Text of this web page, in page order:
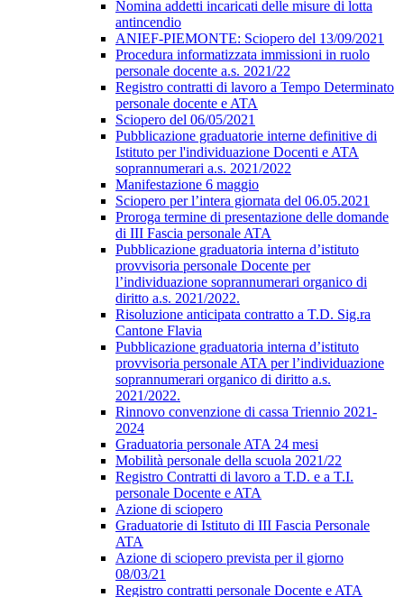
Nomina addetti incaricati delle misure di lotta
antincendio
ANIEF-PIEMONTE: Sciopero del 13/09/2021
Procedura informatizzata immissioni in ruolo
personale docente a.s. 2021/22
Registro contratti di lavoro a Tempo Determinato
personale docente e ATA
Sciopero del 06/05/2021
Pubblicazione graduatorie interne definitive di
Istituto per l'individuazione Docenti e ATA
soprannumerari a.s. 2021/2022
Manifestazione 6 maggio
Sciopero per l’intera giornata del 06.05.2021
Proroga termine di presentazione delle domande
di III Fascia personale ATA
Pubblicazione graduatoria interna d’istituto
provvisoria personale Docente per
l’individuazione soprannumerari organico di
diritto a.s. 2021/2022.
Risoluzione anticipata contratto a T.D. Sig.ra
Cantone Flavia
Pubblicazione graduatoria interna d’istituto
provvisoria personale ATA per l’individuazione
soprannumerari organico di diritto a.s.
2021/2022.
Rinnovo convenzione di cassa Triennio 2021-
2024
Graduatoria personale ATA 24 mesi
Mobilità personale della scuola 2021/22
Registro Contratti di lavoro a T.D. e a T.I.
personale Docente e ATA
Azione di sciopero
Graduatorie di Istituto di III Fascia Personale
ATA
Azione di sciopero prevista per il giorno
08/03/21
Registro contratti personale Docente e ATA